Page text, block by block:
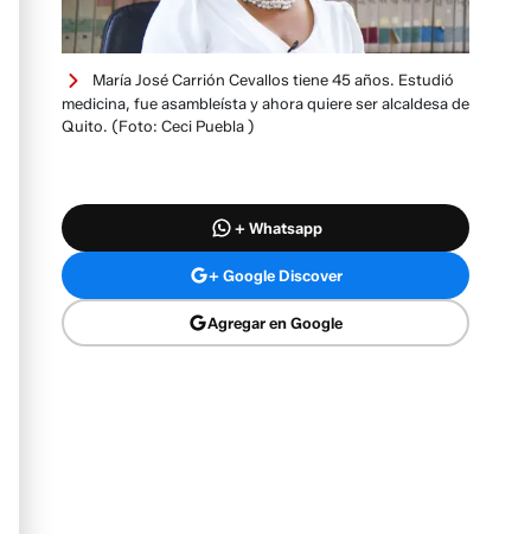
María José Carrión Cevallos tiene 45 años. Estudió
medicina, fue asambleísta y ahora quiere ser alcaldesa de
Quito. (Foto: Ceci Puebla )
+ Whatsapp
+ Google Discover
Agregar en Google